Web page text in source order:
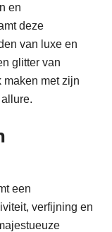
en
deze
van luxe en
glitter van
met zijn
een
verfijning en